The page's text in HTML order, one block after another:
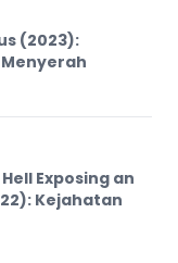
(2023):
Exposing an
Kejahatan